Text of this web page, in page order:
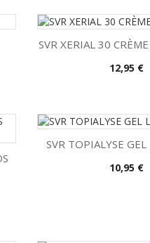
Vista
SVR XERIAL 30
Precio
12,95 €
Vista
SVR TOPIALYSE
Precio
10,95 €